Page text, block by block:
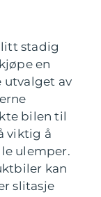
stadig
en
utvalget av
bilen til
viktig å
ulemper.
kan
slitasje